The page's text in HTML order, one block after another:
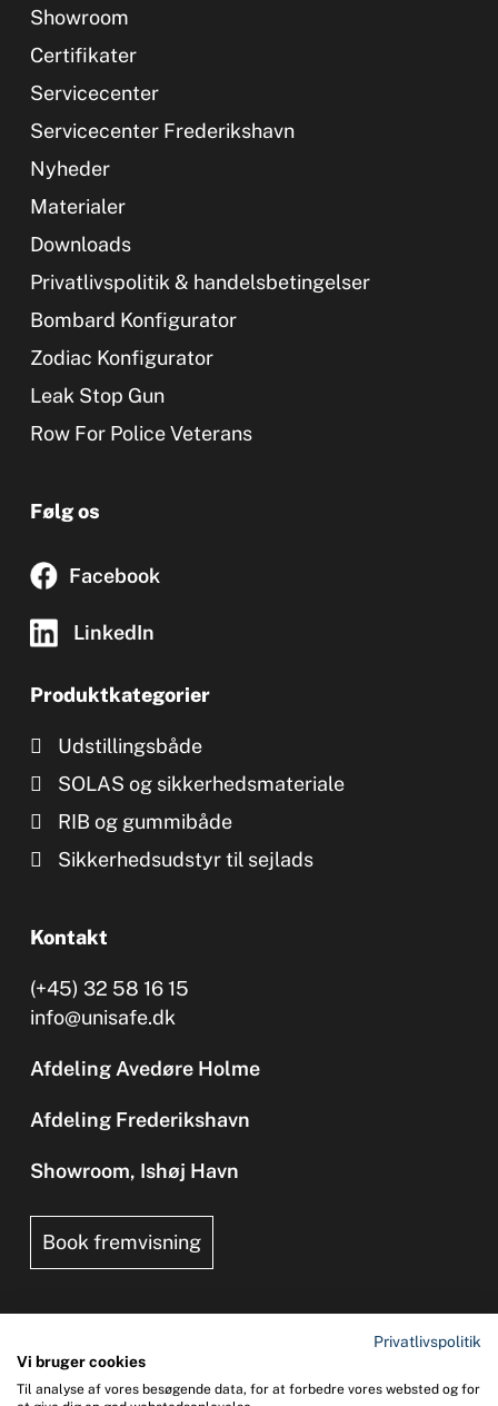
Showroom
Certifikater
Servicecenter
Servicecenter Frederikshavn
Nyheder
Materialer
Downloads
Privatlivspolitik & handelsbetingelser
Bombard Konfigurator
Zodiac Konfigurator
Leak Stop Gun
Row For Police Veterans
Følg os
Facebook
LinkedIn
Produktkategorier
Udstillingsbåde
SOLAS og sikkerhedsmateriale
RIB og gummibåde
Sikkerhedsudstyr til sejlads
Kontakt
(+45) 32 58 16 15
info@unisafe.dk
Afdeling Avedøre Holme
Afdeling Frederikshavn
Showroom, Ishøj Havn
Book fremvisning
Copyright 2026 © UNI-SAFE Safety at Sea
Privatlivspolitik
Vi bruger cookies
Til analyse af vores besøgende data, for at forbedre vores websted og for